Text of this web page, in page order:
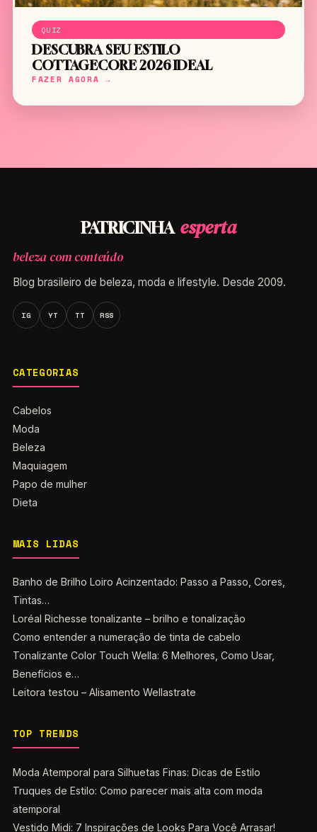
QUIZ
DESCUBRA SEU ESTILO
COTTAGECORE 2026 IDEAL
FAZER AGORA →
PATRICINHA esperta
beleza com conteúdo
Blog brasileiro de beleza, moda e lifestyle. Desde 2009.
IG YT TT RSS
CATEGORIAS
Cabelos
Moda
Beleza
Maquiagem
Papo de mulher
Dieta
MAIS LIDAS
Banho de Brilho Loiro Acinzentado: Passo a Passo, Cores,
Tintas…
Loréal Richesse tonalizante – brilho e tonalização
Como entender a numeração de tinta de cabelo
Tonalizante Color Touch Wella: 6 Melhores, Como Usar,
Benefícios e…
Leitora testou – Alisamento Wellastrate
TOP TRENDS
Moda Atemporal para Silhuetas Finas: Dicas de Estilo
Truques de Estilo: Como parecer mais alta com moda
atemporal
Vestido Midi: 7 Inspirações de Looks Para Você Arrasar!